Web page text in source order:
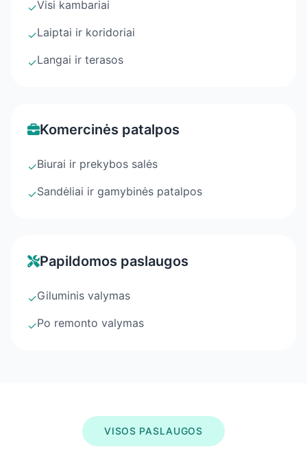
✓Visi kambariai
✓Laiptai ir koridoriai
✓Langai ir terasos
Komercinės patalpos
✓Biurai ir prekybos salės
✓Sandėliai ir gamybinės patalpos
Papildomos paslaugos
✓Giluminis valymas
✓Po remonto valymas
VISOS PASLAUGOS